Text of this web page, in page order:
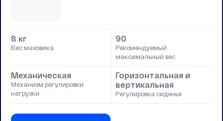
8 кг
Вес маховика
90
Рекомендуемый
максимальный вес
Механическая
Механизм регулировки
нагрузки
Горизонтальная и
вертикальная
Регулировка сиденья